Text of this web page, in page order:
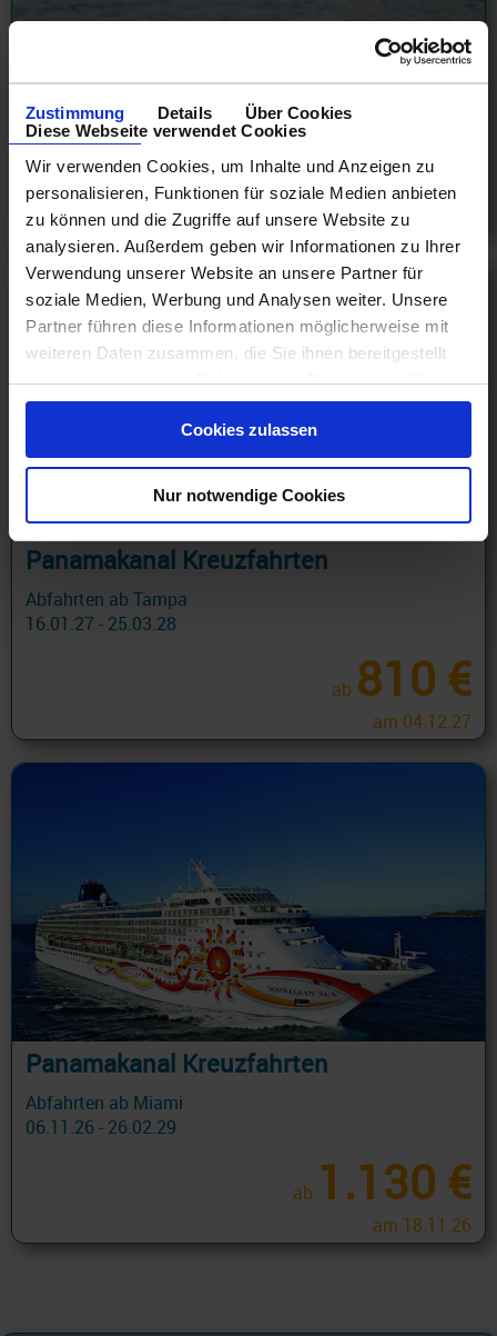
Zustimmung Details
Über Cookies
Diese Webseite verwendet Cookies
Wir verwenden Cookies, um Inhalte und Anzeigen zu
personalisieren, Funktionen für soziale Medien anbieten
zu können und die Zugriffe auf unsere Website zu
analysieren. Außerdem geben wir Informationen zu Ihrer
Verwendung unserer Website an unsere Partner für
soziale Medien, Werbung und Analysen weiter. Unsere
Partner führen diese Informationen möglicherweise mit
weiteren Daten zusammen, die Sie ihnen bereitgestellt
haben oder die sie im Rahmen Ihrer Nutzung der Dienste
gesammelt haben.
Cookies zulassen
Nur notwendige Cookies
18.10.26 - 28.04.28
ab887 €
am 30.10.26
Panamakanal Kreuzfahrten
Abfahrten ab Tampa
16.01.27 - 25.03.28
ab 810 €
am 04.12.27
Panamakanal Kreuzfahrten
Abfahrten ab Miami
06.11.26 - 26.02.29
ab 1.130 €
am 18.11.26